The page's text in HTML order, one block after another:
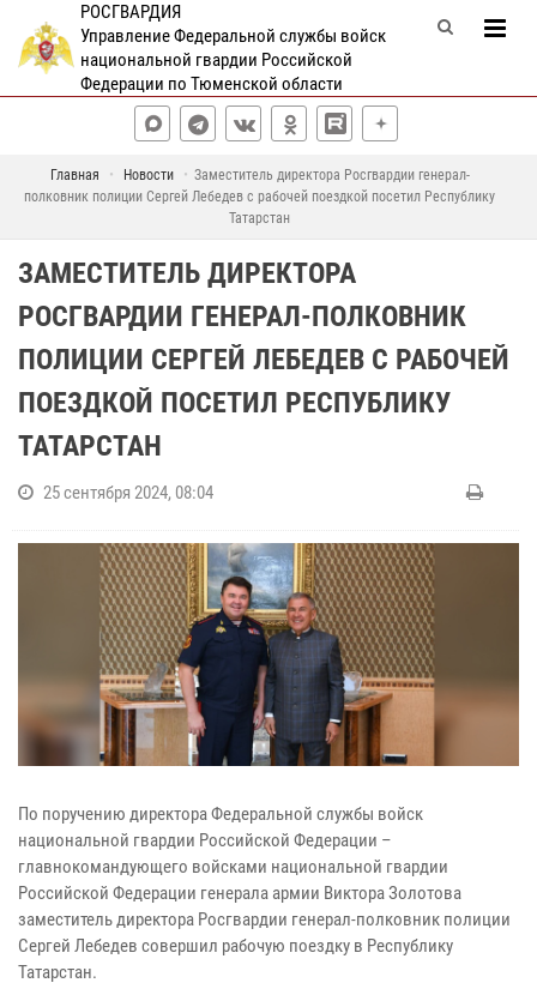
РОСГВАРДИЯ
Управление Федеральной службы войск
национальной гвардии Российской
Федерации по Тюменской области
Главная Новости
Заместитель директора Росгвардии генерал-
полковник полиции Сергей Лебедев с рабочей поездкой посетил Республику
Татарстан
ЗАМЕСТИТЕЛЬ ДИРЕКТОРА
РОСГВАРДИИ ГЕНЕРАЛ-ПОЛКОВНИК
ПОЛИЦИИ СЕРГЕЙ ЛЕБЕДЕВ С РАБОЧЕЙ
ПОЕЗДКОЙ ПОСЕТИЛ РЕСПУБЛИКУ
ТАТАРСТАН
25 сентября 2024, 08:04
По поручению директора Федеральной службы войск
национальной гвардии Российской Федерации –
главнокомандующего войсками национальной гвардии
Российской Федерации генерала армии Виктора Золотова
заместитель директора Росгвардии генерал-полковник полиции
Сергей Лебедев совершил рабочую поездку в Республику
Татарстан.